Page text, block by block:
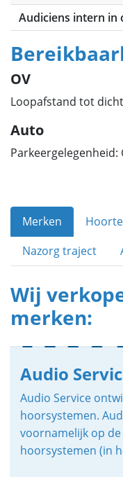
Audiciens intern in
OV
Loopafstand tot
Auto
Parkeergelegenheid:
Merken
Nazorg traject
Wij
merken:
Audio
Audio Service
hoorsystemen.
voornamelijk op
hoorsystemen (in